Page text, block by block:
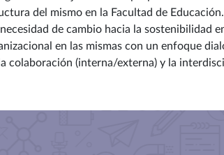
del mismo en la Facultad de
de cambio hacia la sostenibilidad
en las mismas con un enfoque
colaboración (interna/externa) y la